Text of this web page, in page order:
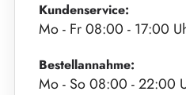
Kundenservice:
Mo - Fr 08:00 - 17:00
Bestellannahme:
Mo - So 08:00 - 22:00